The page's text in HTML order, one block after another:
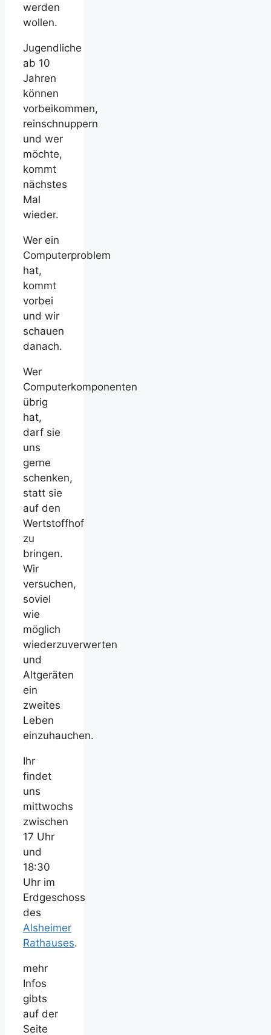
werden
wollen.
Jugendliche
ab 10
Jahren
können
vorbeikommen,
reinschnuppern
und wer
möchte,
kommt
nächstes
Mal
wieder.
Wer ein
Computerproblem
hat,
kommt
vorbei
und wir
schauen
danach.
Wer
Computerkomponenten
übrig
hat,
darf sie
uns
gerne
schenken,
statt sie
auf den
Wertstoffhof
zu
bringen.
Wir
versuchen,
soviel
wie
möglich
wiederzuverwerten
und
Altgeräten
ein
zweites
Leben
einzuhauchen.
Ihr
findet
uns
mittwochs
zwischen
17 Uhr
und
18:30
Uhr im
Erdgeschoss
des
Alsheimer
Rathauses.
mehr
Infos
gibts
auf der
Seite